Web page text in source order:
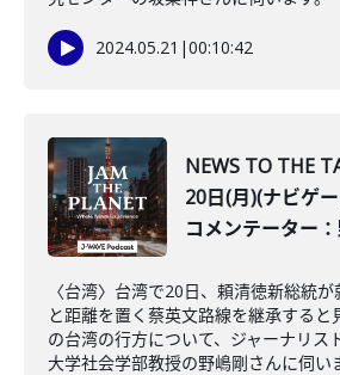
2024.05.21 |00:10:42
NEWS TO THE
20日(月)(ナビゲ
コメンテーター
〈台湾〉台湾で20日、頼清徳新総統
と距離を置く蔡英文路線を継承すると
の台湾の行方について、ジャーナリス
大学社会学部教授の野嶋剛さんに伺い